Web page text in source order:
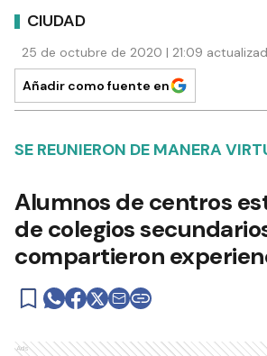
CIUDAD
25 de octubre de 2020 | 21:09
Añadir como fuente en
SE REUNIERON DE MANERA
Alumnos de centros
de colegios
compartieron
Ads